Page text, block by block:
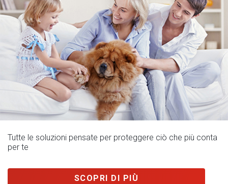
Tutte le soluzioni pensate per proteggere ciò che più conta
per te
SCOPRI DI PIÙ